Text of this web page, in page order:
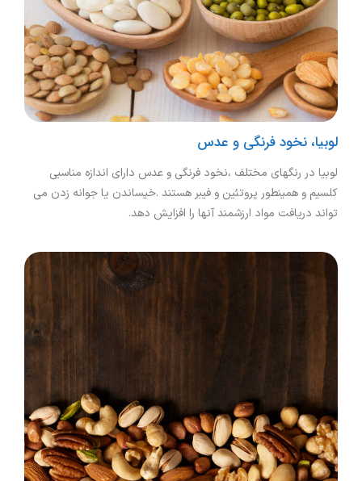
لوبیا، نخود فرنگی و عدس
لوبیا در رنگهای مختلف ،نخود فرنگی و عدس دارای اندازه مناسبی
کلسیم و همینطور پروتئین و فیبر هستند .خیساندن یا جوانه زدن می
تواند دریافت مواد ارزشمند آنها را افزایش دهد.